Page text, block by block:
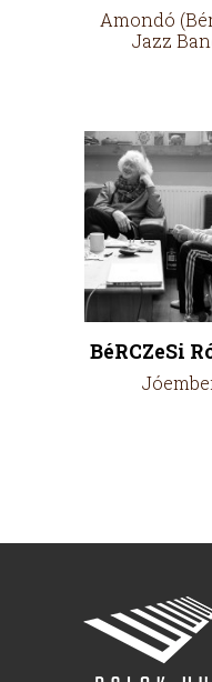
Amondó
Jazz
BéRCZeSi